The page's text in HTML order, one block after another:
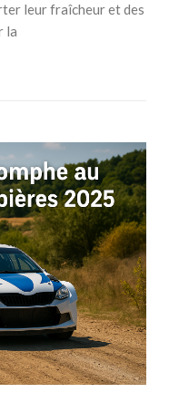
leur fraîcheur et des
la